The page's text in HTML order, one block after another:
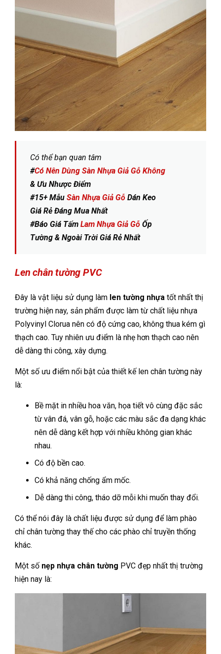
Có thể bạn quan tâm
#Có Nên Dùng Sàn Nhựa Giả Gỗ Không
& Ưu Nhược Điểm
#15+ Mẫu Sàn Nhựa Giả Gỗ Dán Keo
Giá Rẻ Đáng Mua Nhất
#Báo Giá Tấm Lam Nhựa Giả Gỗ Ốp
Tường & Ngoài Trời Giá Rẻ Nhất
Len chân tường PVC
Đây là vật liệu sử dụng làm len tường nhựa tốt nhất thị
trường hiện nay, sản phẩm được làm từ chất liệu nhựa
Polyvinyl Clorua nên có độ cứng cao, không thua kém gì
thạch cao. Tuy nhiên ưu điểm là nhẹ hơn thạch cao nên
dễ dàng thi công, xây dựng.
Một số ưu điểm nổi bật của thiết kế len chân tường này
là:
Bề mặt in nhiều hoa văn, họa tiết vô cùng đặc sắc
từ vân đá, vân gỗ, hoặc các màu sắc đa dạng khác
nên dễ dàng kết hợp với nhiều không gian khác
nhau.
Có độ bền cao.
Có khả năng chống ẩm mốc.
Dễ dàng thi công, tháo dỡ mỗi khi muốn thay đổi.
Có thể nói đây là chất liệu được sử dụng để làm phào
chỉ chân tường thay thế cho các phào chỉ truyền thống
khác.
Một số nẹp nhựa chân tường PVC đẹp nhất thị trường
hiện nay là: